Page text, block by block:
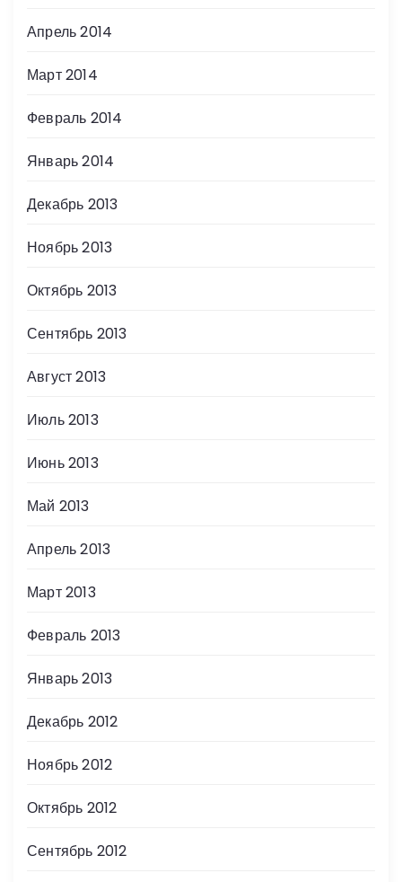
Апрель 2014
Март 2014
Февраль 2014
Январь 2014
Декабрь 2013
Ноябрь 2013
Октябрь 2013
Сентябрь 2013
Август 2013
Июль 2013
Июнь 2013
Май 2013
Апрель 2013
Март 2013
Февраль 2013
Январь 2013
Декабрь 2012
Ноябрь 2012
Октябрь 2012
Сентябрь 2012